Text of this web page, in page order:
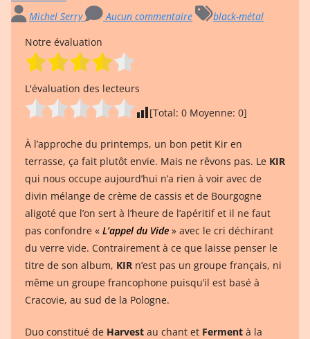
Michel Serry
Aucun commentaire
black-métal
Notre évaluation
L'évaluation des lecteurs
[Total: 0 Moyenne: 0]
À l’approche du printemps, un bon petit Kir en
terrasse, ça fait plutôt envie. Mais ne rêvons pas. Le KIR
qui nous occupe aujourd’hui n’a rien à voir avec de
divin mélange de crème de cassis et de Bourgogne
aligoté que l’on sert à l’heure de l’apéritif et il ne faut
pas confondre « L’appel du Vide » avec le cri déchirant
du verre vide. Contrairement à ce que laisse penser le
titre de son album, KIR n’est pas un groupe français, ni
même un groupe francophone puisqu’il est basé à
Cracovie, au sud de la Pologne.
Duo constitué de Harvest au chant et Ferment à la